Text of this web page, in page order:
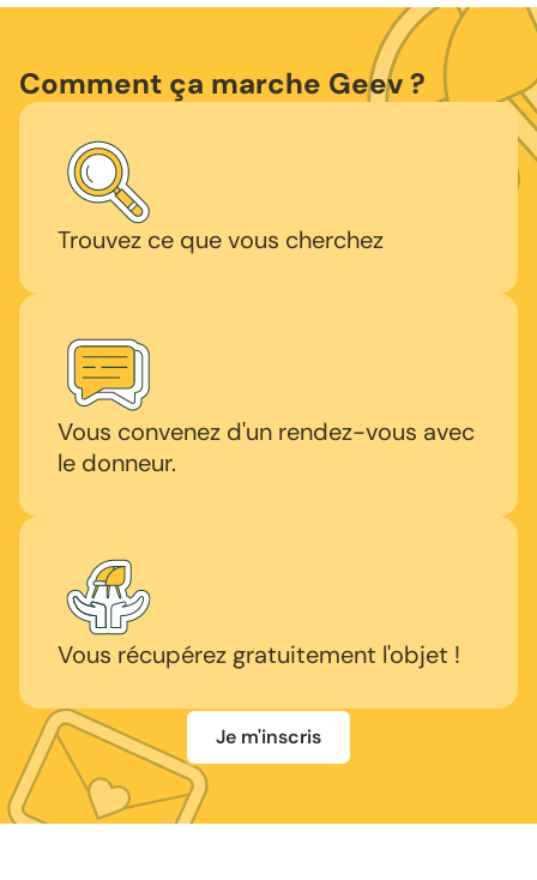
Comment ça marche Geev ?
Trouvez ce que vous cherchez
Vous convenez d'un rendez-vous avec
le donneur.
Vous récupérez gratuitement l'objet !
Je m'inscris